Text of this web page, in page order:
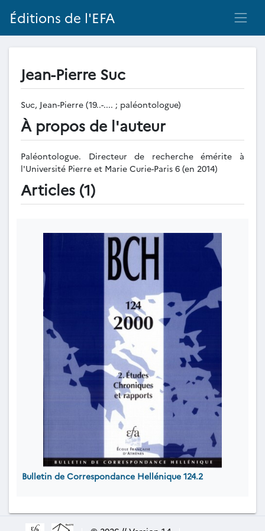
Éditions de l'EFA
Jean-Pierre Suc
Suc, Jean-Pierre (19..-.... ; paléontologue)
À propos de l'auteur
Paléontologue. Directeur de recherche émérite à
l'Université Pierre et Marie Curie-Paris 6 (en 2014)
Articles (1)
Bulletin de Correspondance Hellénique 124.2